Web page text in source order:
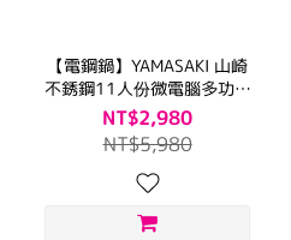
【電鋼鍋】YAMASAKI 山崎
不銹鋼11人份微電腦多功能
電子鍋
NT$2,980
NT$5,980